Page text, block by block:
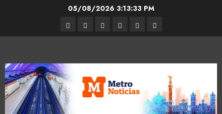
05/08/2026 3:13:34 PM
Entrevistas
Espectáculos
Movilidad
Metro
CDMX
CulturaOpinión